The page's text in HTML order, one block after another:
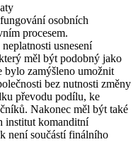
osobních
procesem.
usnesení
měl být podobný jako
bylo zamýšleno umožnit
bez nutnosti změny
převodu podílu, ke
Nakonec měl být také
institut komanditní
není součástí finálního